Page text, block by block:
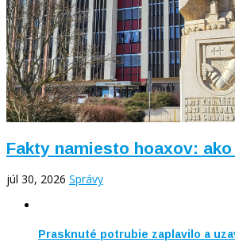
Fakty namiesto hoaxov:
júl 30, 2026 Správy
Prasknuté potrubie zaplavilo a